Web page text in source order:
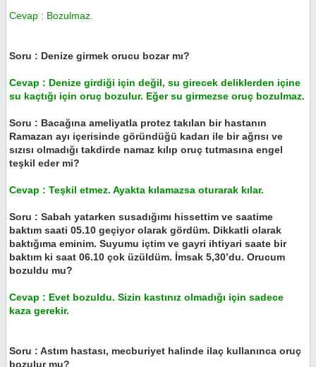
Cevap : Bozulmaz.
Soru : Denize girmek orucu bozar mı?
Cevap : Denize girdiği için değil, su girecek deliklerden içine
su kaçtığı için oruç bozulur. Eğer su girmezse oruç bozulmaz.
Soru : Bacağına ameliyatla protez takılan bir hastanın
Ramazan ayı içerisinde göründüğü kadarı ile bir ağrısı ve
sızısı olmadığı takdirde namaz kılıp oruç tutmasına engel
teşkil eder mi?
Cevap : Teşkil etmez. Ayakta kılamazsa oturarak kılar.
Soru : Sabah yatarken susadığımı hissettim ve saatime
baktım saati 05.10 geçiyor olarak gördüm. Dikkatli olarak
baktığıma eminim. Suyumu içtim ve gayri ihtiyari saate bir
baktım ki saat 06.10 çok üzüldüm. İmsak 5,30’du. Orucum
bozuldu mu?
Cevap : Evet bozuldu. Sizin kastınız olmadığı için sadece
kaza gerekir.
Soru : Astım hastası, mecburiyet halinde ilaç kullanınca oruç
bozulur mu?